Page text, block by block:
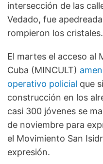
intersección de las
Vedado, fue
rompieron los cristales.
El martes el acceso al
Cuba (MINCULT)
operativo policial que
construcción en los
casi 300 jóvenes se
de noviembre para
el Movimiento San
expresión.